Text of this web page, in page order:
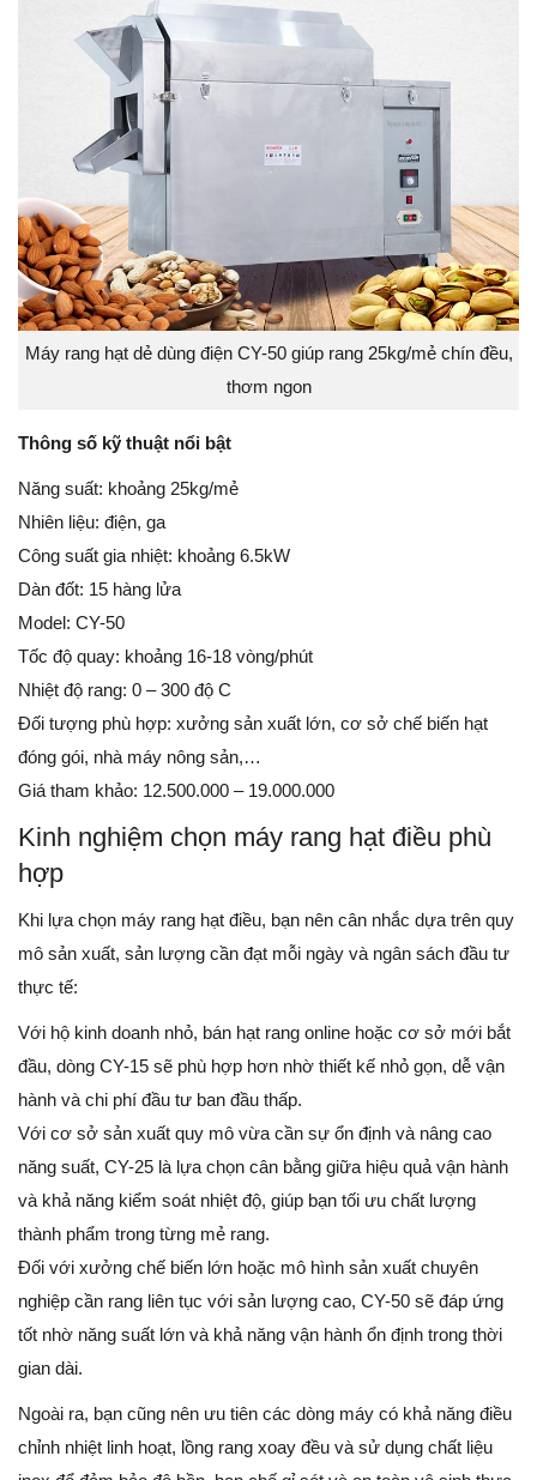
Máy rang hạt dẻ dùng điện CY-50 giúp rang 25kg/mẻ chín đều,
thơm ngon
Thông số kỹ thuật nổi bật
Năng suất: khoảng 25kg/mẻ
Nhiên liệu: điện, ga
Công suất gia nhiệt: khoảng 6.5kW
Dàn đốt: 15 hàng lửa
Model: CY-50
Tốc độ quay: khoảng 16-18 vòng/phút
Nhiệt độ rang: 0 – 300 độ C
Đối tượng phù hợp: xưởng sản xuất lớn, cơ sở chế biến hạt
đóng gói, nhà máy nông sản,…
Giá tham khảo: 12.500.000 – 19.000.000
Kinh nghiệm chọn máy rang hạt điều phù
hợp
Khi lựa chọn máy rang hạt điều, bạn nên cân nhắc dựa trên quy
mô sản xuất, sản lượng cần đạt mỗi ngày và ngân sách đầu tư
thực tế:
Với hộ kinh doanh nhỏ, bán hạt rang online hoặc cơ sở mới bắt
đầu, dòng CY-15 sẽ phù hợp hơn nhờ thiết kế nhỏ gọn, dễ vận
hành và chi phí đầu tư ban đầu thấp.
Với cơ sở sản xuất quy mô vừa cần sự ổn định và nâng cao
năng suất, CY-25 là lựa chọn cân bằng giữa hiệu quả vận hành
và khả năng kiểm soát nhiệt độ, giúp bạn tối ưu chất lượng
thành phẩm trong từng mẻ rang.
Đối với xưởng chế biến lớn hoặc mô hình sản xuất chuyên
nghiệp cần rang liên tục với sản lượng cao, CY-50 sẽ đáp ứng
tốt nhờ năng suất lớn và khả năng vận hành ổn định trong thời
gian dài.
Ngoài ra, bạn cũng nên ưu tiên các dòng máy có khả năng điều
chỉnh nhiệt linh hoạt, lồng rang xoay đều và sử dụng chất liệu